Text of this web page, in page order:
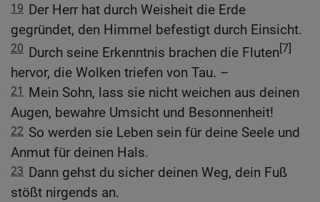
19 Der Herr hat durch Weisheit die Erde
gegründet, den Himmel befestigt durch Einsicht.
20 Durch seine Erkenntnis brachen die Fluten[7]
hervor, die Wolken triefen von Tau. –
21 Mein Sohn, lass sie nicht weichen aus deinen
Augen, bewahre Umsicht und Besonnenheit!
22 So werden sie Leben sein für deine Seele und
Anmut für deinen Hals.
23 Dann gehst du sicher deinen Weg, dein Fuß
stößt nirgends an.